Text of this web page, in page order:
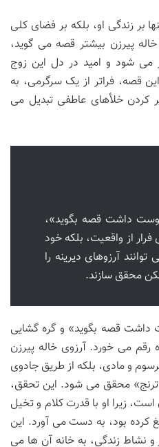
بر زندگی او، بلکه بر فضای کلی
پیرزن بیشتر قصه می گوید،
می شود و امید در دل این زوج
قصه، فراتر از یک سرگرمی، به
پر کردن خلأهای عاطفی تبدیل می
داشت قصه بگوید»،
از واقعیت، بلکه خود
آرزوهای دیرینه را
محقق سازند.
داشت قصه بگوید» و گره گشایی
می خورد. آرزوی خاله پیرزن
و مادی، بلکه از طریق جادوی
ترنج» محقق می شود. این تحقق،
زیرا او با قدرت کلام و تخیل
کرده بود، به دست می آورد. این
و نشاط زندگی، به خانه آن ها می